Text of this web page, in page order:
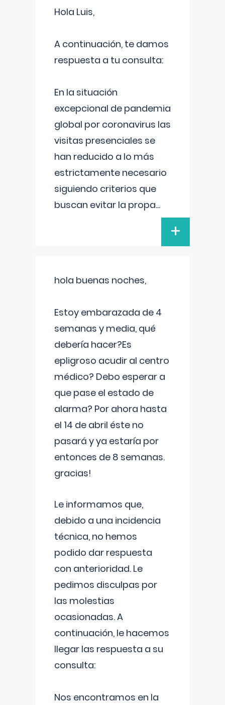
Hola Luis,
A continuación, te damos
respuesta a tu consulta:
En la situación
excepcional de pandemia
global por coronavirus las
visitas presenciales se
han reducido a lo más
estrictamente necesario
siguiendo criterios que
buscan evitar la propa...
+
hola buenas noches,
Estoy embarazada de 4
semanas y media, qué
debería hacer?Es
epligroso acudir al centro
médico? Debo esperar a
que pase el estado de
alarma? Por ahora hasta
el 14 de abril éste no
pasará y ya estaría por
entonces de 8 semanas.
gracias!
Le informamos que,
debido a una incidencia
técnica, no hemos
podido dar respuesta
con anterioridad. Le
pedimos disculpas por
las molestias
ocasionadas. A
continuación, le hacemos
llegar las respuesta a su
consulta:
Nos encontramos en la